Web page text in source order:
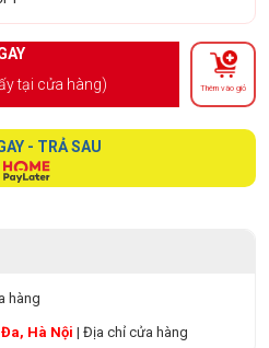
tại cửa hàng)
Thêm vào giỏ
- TRẢ SAU
hàng
Hà Nội | Địa chỉ cửa hàng